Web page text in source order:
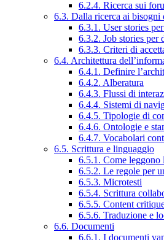
6.2.4. Ricerca sui
6.3. Dalla ricerca ai bisogni
6.3.1. User stories
6.3.2. Job stories per
6.3.3. Criteri di
6.4. Architettura
6.4.1. Definire
6.4.2. Alberatura
6.4.3. Flussi di
6.4.4. Sistemi di
6.4.5. Tipologie di
6.4.6. Ontologie e
6.4.7. Vocabolari
6.5. Scrittura e linguaggio
6.5.1. Come leggono
6.5.2. Le regole per
6.5.3. Microtesti
6.5.4. Scrittura
6.5.5. Content
6.5.6. Traduzione e
6.6. Documenti
6.6.1. I documenti